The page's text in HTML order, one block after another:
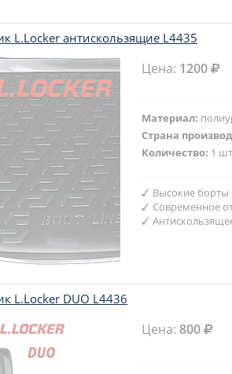
L.Locker антискользящие L4435
Цена: 1200
Материал:
Страна
Количество: 1
Высокие борты
Современное
L.Locker DUO L4436
Цена:800